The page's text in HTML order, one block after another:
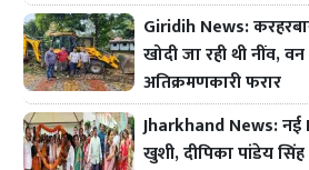
Giridih News:
खोदी जा रही थी नींव,
अतिक्रमणकारी फरार
Jharkhand News: नई
खुशी, दीपिका पांडेय